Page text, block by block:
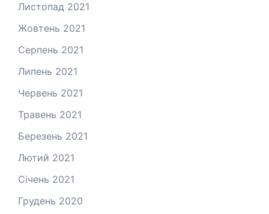
Листопад 2021
Жовтень 2021
Серпень 2021
Липень 2021
Червень 2021
Травень 2021
Березень 2021
Лютий 2021
Січень 2021
Грудень 2020